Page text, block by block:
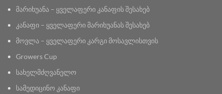
მარიხუანა – ყველაფერი კანაფის შესახებ
კანაფი – ყველაფერი მარიხუანას შესახებ
მოვლა – ყველაფერი კარგი მოსავლისთვის
Growers Cup
სახელმძღვანელო
სამედიცინო კანაფი